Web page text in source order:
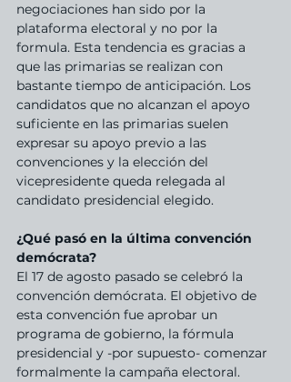
negociaciones han sido por la
plataforma electoral y no por la
formula. Esta tendencia es gracias a
que las primarias se realizan con
bastante tiempo de anticipación. Los
candidatos que no alcanzan el apoyo
suficiente en las primarias suelen
expresar su apoyo previo a las
convenciones y la elección del
vicepresidente queda relegada al
candidato presidencial elegido.
¿Qué pasó en la última convención
demócrata?
El 17 de agosto pasado se celebró la
convención demócrata. El objetivo de
esta convención fue aprobar un
programa de gobierno, la fórmula
presidencial y -por supuesto- comenzar
formalmente la campaña electoral.